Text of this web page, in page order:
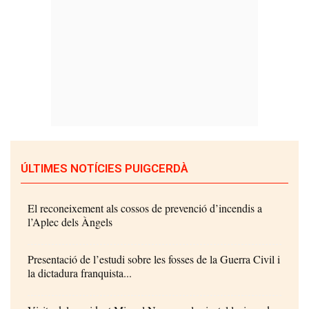
ÚLTIMES NOTÍCIES PUIGCERDÀ
El reconeixement als cossos de prevenció d’incendis a
l’Aplec dels Àngels
Presentació de l’estudi sobre les fosses de la Guerra Civil i
la dictadura franquista...